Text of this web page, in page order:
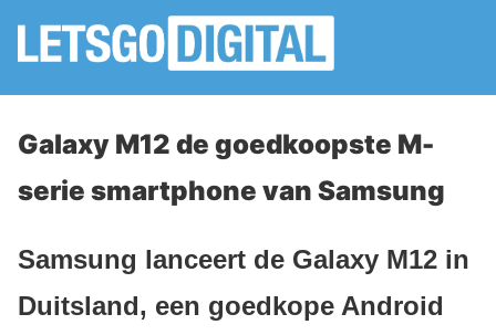
Galaxy M12 de goedkoopste M-
serie smartphone van Samsung
Samsung lanceert de Galaxy M12 in
Duitsland, een goedkope Android